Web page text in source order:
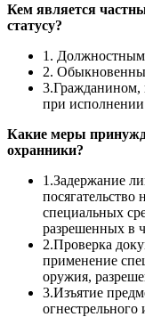
Кем является
статусу?
1.
2.
3.Гражданином,
при исполнении
Какие меры
охранники?
1.Задержание
специальных
разрешенных в
2.Проверка
применение
оружия,
3.Изъятие